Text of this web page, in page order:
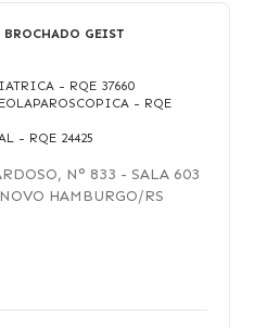
GEIST
- RQE 37660
- RQE
- RQE 24425
, N° 833 - SALA 603
NOVO HAMBURGO/RS